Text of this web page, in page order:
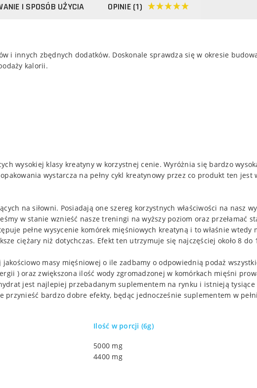
I SPOSÓB UŻYCIA OPINIE (1)
i innych zbędnych dodatków. Doskonale sprawdza się w okresie
kalorii.
wysokiej klasy kreatyny w korzystnej cenie. Wyróżnia się bardzo
wystarcza na pełny cykl kreatynowy przez co produkt ten jest
na siłowni. Posiadają one szereg korzystnych właściwości na nasz
w stanie wznieść nasze treningi na wyższy poziom oraz przełamać
pełne wysycenie komórek mięśniowych kreatyną i to właśnie wtedy
ciężary niż dotychczas. Efekt ten utrzymuje się najczęściej około 8 do
masy mięśniowej o ile zadbamy o odpowiednią podaż
) oraz zwiększona ilość wody zgromadzonej w komórkach mięśni
jest najlepiej przebadanym suplementem na rynku i istnieją
przynieść bardzo dobre efekty, będąc jednocześnie suplementem w
Ilość w porcji (6g)
5000 mg
4400 mg